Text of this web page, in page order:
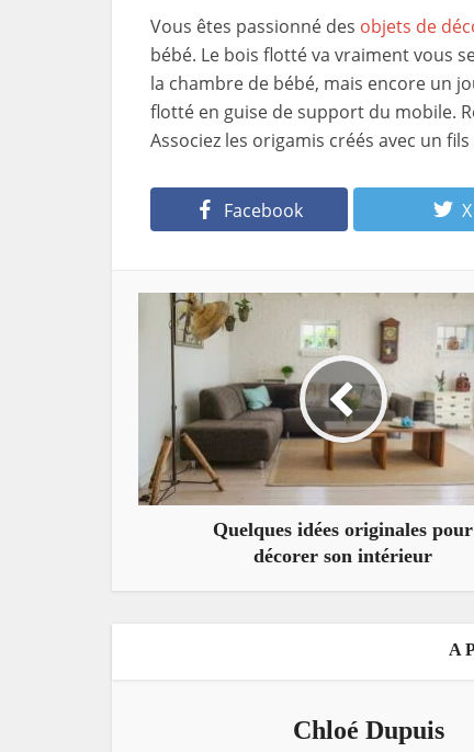
Vous êtes passionné des objets de
bébé. Le bois flotté va vraiment vous
la chambre de bébé, mais encore un
flotté en guise de support du mobile.
Associez les origamis créés avec un
Facebook X
Quelques idées originales pour
décorer son intérieur
A
Chloé Dupuis